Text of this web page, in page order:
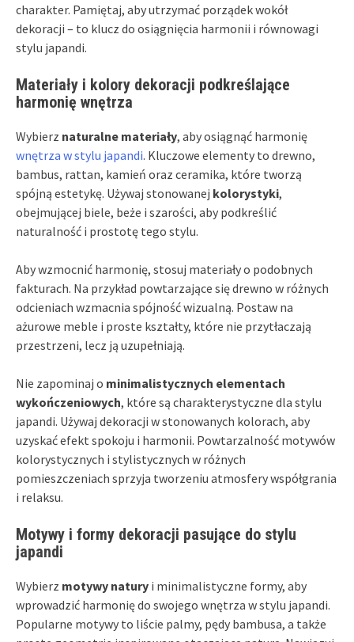
charakter. Pamiętaj, aby utrzymać porządek wokół
dekoracji – to klucz do osiągnięcia harmonii i równowagi
stylu japandi.
Materiały i kolory dekoracji podkreślające
harmonię wnętrza
Wybierz naturalne materiały, aby osiągnąć harmonię
wnętrza w stylu japandi. Kluczowe elementy to drewno,
bambus, rattan, kamień oraz ceramika, które tworzą
spójną estetykę. Używaj stonowanej kolorystyki,
obejmującej biele, beże i szarości, aby podkreślić
naturalność i prostotę tego stylu.
Aby wzmocnić harmonię, stosuj materiały o podobnych
fakturach. Na przykład powtarzające się drewno w różnych
odcieniach wzmacnia spójność wizualną. Postaw na
ażurowe meble i proste kształty, które nie przytłaczają
przestrzeni, lecz ją uzupełniają.
Nie zapominaj o minimalistycznych elementach
wykończeniowych, które są charakterystyczne dla stylu
japandi. Używaj dekoracji w stonowanych kolorach, aby
uzyskać efekt spokoju i harmonii. Powtarzalność motywów
kolorystycznych i stylistycznych w różnych
pomieszczeniach sprzyja tworzeniu atmosfery współgrania
i relaksu.
Motywy i formy dekoracji pasujące do stylu
japandi
Wybierz motywy natury i minimalistyczne formy, aby
wprowadzić harmonię do swojego wnętrza w stylu japandi.
Popularne motywy to liście palmy, pędy bambusa, a także